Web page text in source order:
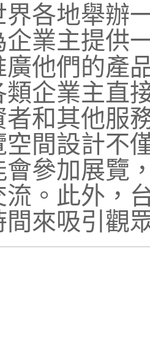
界各地舉辦
企業主提供
廣他們的產
類企業主直
者和其他服
空間設計不
會參加展覽
流。此外，
間來吸引觀